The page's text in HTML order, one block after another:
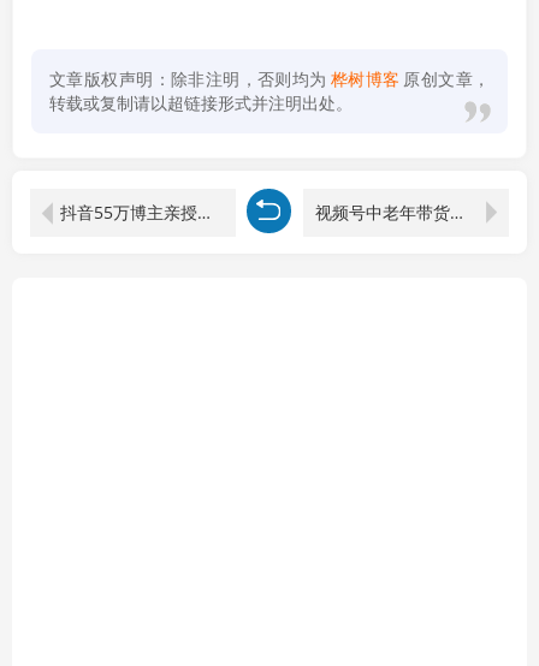
文章版权声明：除非注明，否则均为 桦树博客 原创文章，
转载或复制请以超链接形式并注明出处。
抖音55万博主亲授：影视情感混剪不露脸不拍素材，新手也能拿精选分成收益 视频号中老年带货实战：AI生成爆款文案+克隆配音，图文视频批量起号